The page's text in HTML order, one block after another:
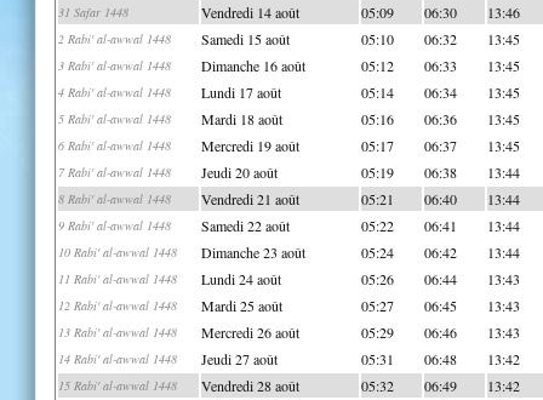
31 Safar 1448 Vendredi 14 août 05:09 06:30 13:46
2 Rabi' al-awwal 1448 Samedi 15 août 05:10 06:32 13:45
3 Rabi' al-awwal 1448 Dimanche 16 août 05:12 06:33 13:45
4 Rabi' al-awwal 1448 Lundi 17 août 05:14 06:34 13:45
5 Rabi' al-awwal 1448 Mardi 18 août 05:16 06:36 13:45
6 Rabi' al-awwal 1448 Mercredi 19 août 05:17 06:37 13:45
7 Rabi' al-awwal 1448 Jeudi 20 août 05:19 06:38 13:44
8 Rabi' al-awwal 1448 Vendredi 21 août 05:21 06:40 13:44
9 Rabi' al-awwal 1448 Samedi 22 août 05:22 06:41 13:44
10 Rabi' al-awwal 1448 Dimanche 23 août 05:24 06:42 13:44
11 Rabi' al-awwal 1448 Lundi 24 août 05:26 06:44 13:43
12 Rabi' al-awwal 1448 Mardi 25 août 05:27 06:45 13:43
13 Rabi' al-awwal 1448 Mercredi 26 août 05:29 06:46 13:43
14 Rabi' al-awwal 1448 Jeudi 27 août 05:31 06:48 13:42
15 Rabi' al-awwal 1448 Vendredi 28 août 05:32 06:49 13:42